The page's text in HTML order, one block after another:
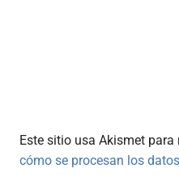
Este sitio usa Akismet para
cómo se procesan los